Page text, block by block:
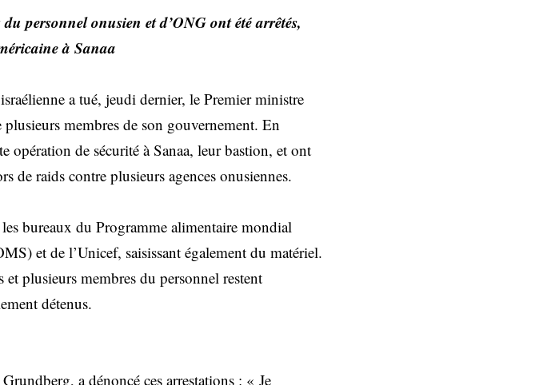
personnel onusien et d’ONG ont été arrêtés,
à Sanaa
a tué, jeudi dernier, le Premier ministre
membres de son gouvernement. En
opération de sécurité à Sanaa, leur bastion, et ont
de raids contre plusieurs agences onusiennes.
bureaux du Programme alimentaire mondial
et de l’Unicef, saisissant également du matériel.
plusieurs membres du personnel restent
détenus.
a dénoncé ces arrestations : « Je